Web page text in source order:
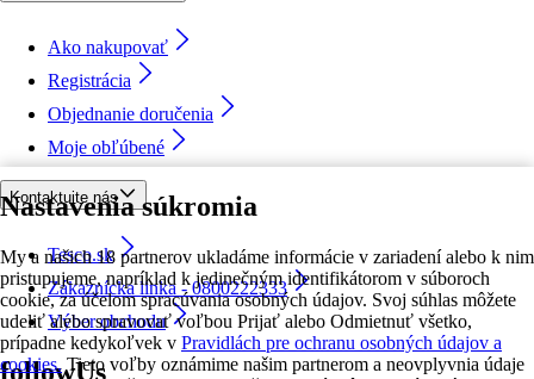
Nastavenia súkromia
My a našich 18 partnerov ukladáme informácie v zariadení alebo k nim
pristupujeme, napríklad k jedinečným identifikátorom v súboroch
cookie, za účelom spracúvania osobných údajov. Svoj súhlas môžete
udeliť alebo spravovať voľbou Prijať alebo Odmietnuť všetko,
prípadne kedykoľvek v Pravidlách pre ochranu osobných údajov a
cookies. Tieto voľby oznámime našim partnerom a neovplyvnia údaje
Ako nakupovať
Registrácia
Objednanie doručenia
Moje obľúbené
Kontaktujte nás
Tesco.sk
Zákaznícka linka - 0800222333
Výber obchodu
followUs